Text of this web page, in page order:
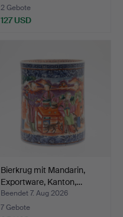
2 Gebote
127 USD
Bierkrug mit Mandarin,
Exportware, Kanton,…
Beendet 7. Aug 2026
7 Gebote